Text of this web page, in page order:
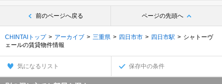
前のページへ戻る ページの先頭へ
CHINTAIトップ アーカイブ 三重県 四日市市 四日市駅
シャトーヴ
ェールの賃貸物件情報
気になるリスト 保存中の条件